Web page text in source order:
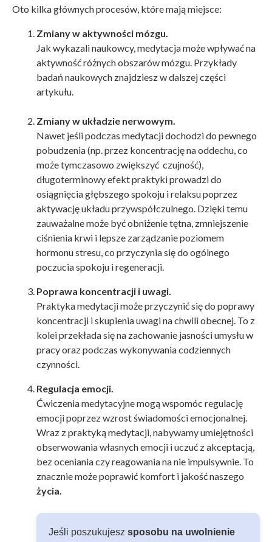
Oto kilka głównych procesów, które mają miejsce:
Zmiany w aktywności mózgu.
Jak wykazali naukowcy, medytacja może wpływać na
aktywność różnych obszarów mózgu. Przykłady
badań naukowych znajdziesz w dalszej części
artykułu.
Zmiany w układzie nerwowym.
Nawet jeśli podczas medytacji dochodzi do pewnego
pobudzenia (np. przez koncentrację na oddechu, co
może tymczasowo zwiększyć czujność),
długoterminowy efekt praktyki prowadzi do
osiągnięcia głębszego spokoju i relaksu poprzez
aktywację układu przywspółczulnego. Dzięki temu
zauważalne może być obniżenie tętna, zmniejszenie
ciśnienia krwi i lepsze zarządzanie poziomem
hormonu stresu, co przyczynia się do ogólnego
poczucia spokoju i regeneracji.
Poprawa koncentracji i uwagi.
Praktyka medytacji może przyczynić się do poprawy
koncentracji i skupienia uwagi na chwili obecnej. To z
kolei przekłada się na zachowanie jasności umysłu w
pracy oraz podczas wykonywania codziennych
czynności
Regulacja emocji.
Ćwiczenia medytacyjne mogą wspomóc regulację
emocji poprzez wzrost świadomości emocjonalnej.
Wraz z praktyką medytacji, nabywamy umiejętności
obserwowania własnych emocji i uczuć z akceptacją,
bez oceniania czy reagowania na nie impulsywnie. To
znacznie może poprawić komfort i jakość naszego
życia.
Jeśli poszukujesz sposobu na uwolnienie